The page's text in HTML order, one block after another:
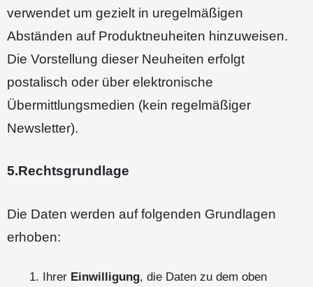
verwendet um gezielt in uregelmäßigen
Abständen auf Produktneuheiten hinzuweisen.
Die Vorstellung dieser Neuheiten erfolgt
postalisch oder über elektronische
Übermittlungsmedien (kein regelmäßiger
Newsletter).
5.Rechtsgrundlage
Die Daten werden auf folgenden Grundlagen
erhoben:
Ihrer Einwilligung, die Daten zu dem oben